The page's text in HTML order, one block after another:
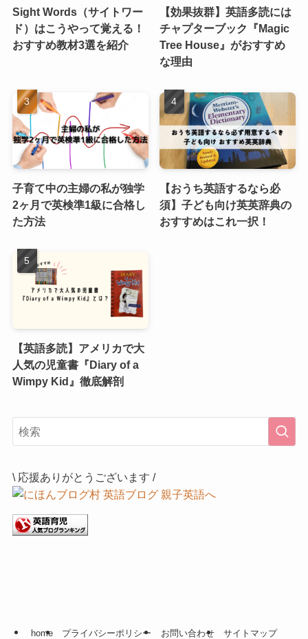
Sight Words（サイトワー
ド）はこうやって覚える！
おすすめ教材3選を紹介
【効果抜群】英語多読には
チャプターブック『Magic
Tree House』がおすすめ
な理由
子育て中の主婦の私が独学
2ヶ月で英検準1級に合格し
た方法
【おうち英語するなら必
須】子ども向け英英辞典の
おすすめはこれ一択！
【英語多読】アメリカで大
人気の児童書『Diary of a
Wimpy Kid』徹底解剖
\ 応援ありがとうございます /
home プライバシーポリシー お問い合わせ サイトマップ